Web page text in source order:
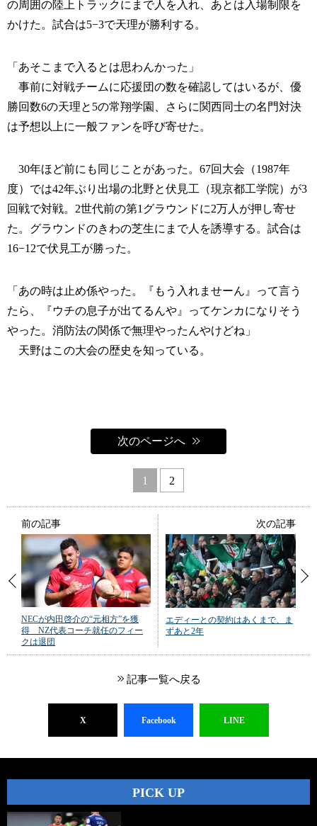
の周囲の陸上トラックにまで人を入れ、あとは入場制限を
かけた。試合は5−3で天理が勝利する。
「あそこまで入るとは思わんかった」
事前に対戦チームに応援団の数を確認してはいるが、優
勝回数6の天理と5の常翔学園、さらに関西同士の名門対決
は予想以上に一般ファンを呼び寄せた。
30年ほど前にも同じことがあった。67回大会（1987年
度）では42年ぶり出場の北野と伏見工（現京都工学院）が3
回戦で対戦。2世代前の第1グラウンドに2万人が押し寄せ
た。グラウンドのきわの芝生にまで人を誘導する。試合は
16−12で伏見工が勝った。
「あの時は止め係やった。『もう入れませーん』って言う
たら、『ウチの息子が出てるんや』ってケンカになりそう
やった。消防法の関係で無理やったんやけどね」
天野はこの大会の歴史を知っている。
次のページへ
1 2
前の記事
NECが内田啓介の“元相方”を獲
得 NZ代表コーチ就任のフィー
クは退団
次の記事
エディーとの契約はあくまで、ま
ずあと2年
記事一覧へ戻る
X Facebook LINE
PICK UP